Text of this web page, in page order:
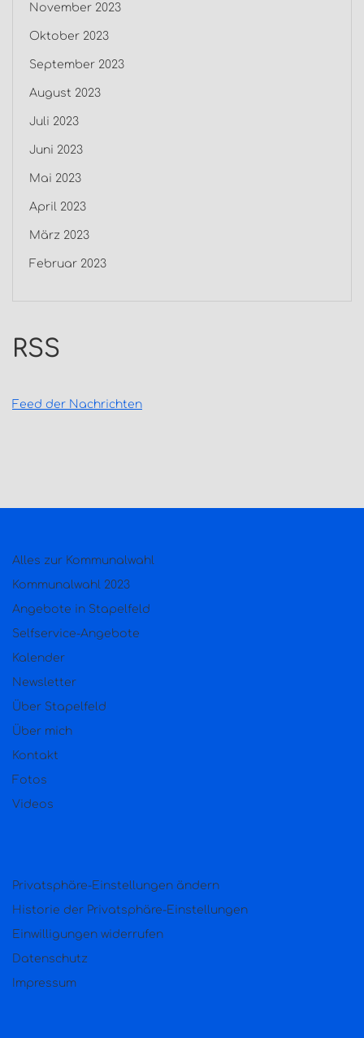
November 2023
Oktober 2023
September 2023
August 2023
Juli 2023
Juni 2023
Mai 2023
April 2023
März 2023
Februar 2023
RSS
Feed der Nachrichten
Alles zur Kommunalwahl
Kommunalwahl 2023
Angebote in Stapelfeld
Selfservice-Angebote
Kalender
Newsletter
Über Stapelfeld
Über mich
Kontakt
Fotos
Videos
Privatsphäre-Einstellungen ändern
Historie der Privatsphäre-Einstellungen
Einwilligungen widerrufen
Datenschutz
Impressum